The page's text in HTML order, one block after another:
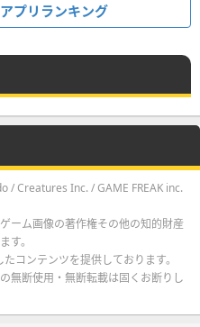
プリランキング
Creatures Inc. / GAME FREAK inc.
ーム画像の著作権その他の知的財産
す。
コンテンツを提供しております。
無断使用・無断転載は固くお断りし